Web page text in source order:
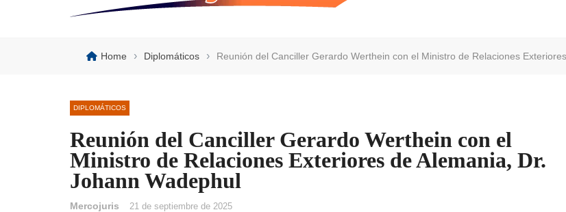
Home › Diplomáticos › Reunión del Canciller Gerardo Werthein con el Ministro de Relaciones
DIPLOMÁTICOS
Reunión del Canciller Gerardo Werthein con el
Ministro de Relaciones Exteriores de Alemania, Dr.
Johann Wadephul
Mercojuris 21 de septiembre de 2025